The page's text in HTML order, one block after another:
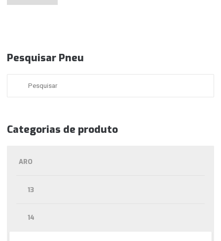
Pesquisar Pneu
Categorias de produto
ARO
13
14